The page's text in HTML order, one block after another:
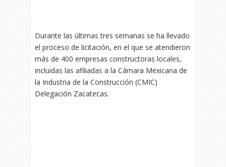
Durante las últimas tres semanas se ha llevado
el proceso de licitación, en el que se atendieron
más de 400 empresas constructoras locales,
incluidas las afiliadas a la Cámara Mexicana de
la Industria de la Construcción (CMIC)
Delegación Zacatecas.